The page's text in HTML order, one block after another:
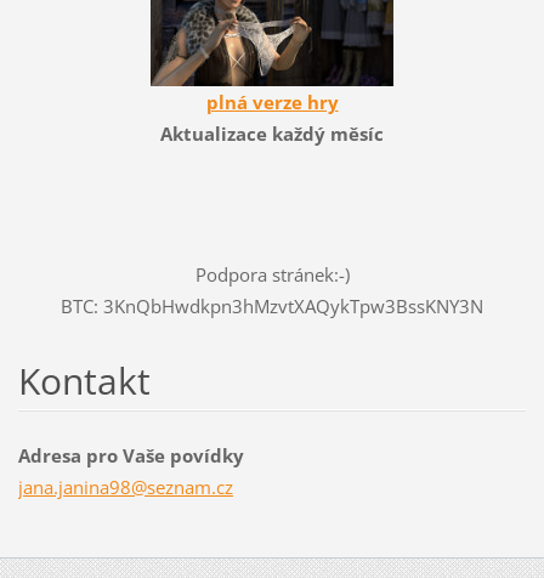
plná verze hry
Aktualizace každý měsíc
Podpora stránek:-)
BTC: 3KnQbHwdkpn3hMzvtXAQykTpw3BssKNY3N
Kontakt
Adresa pro Vaše povídky
jana.janina98@seznam.cz